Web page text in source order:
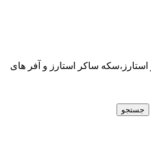
ساکر استارز و آفر های
جستجو